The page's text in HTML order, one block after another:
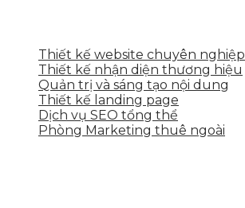
Thiết kế website chuyên nghiệp
Thiết kế nhận diện thương hiệu
Quản trị và sáng tạo nội dung
Thiết kế landing page
Dịch vụ SEO tổng thể
Phòng Marketing thuê ngoài